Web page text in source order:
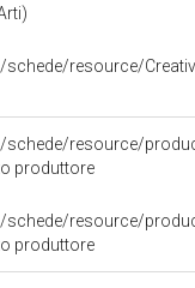
resource/
resource/
produttore
resource/
produttore